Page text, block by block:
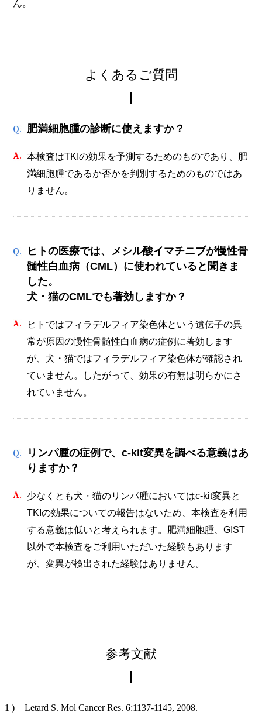
ん。
よくあるご質問
肥満細胞腫の診断に使えますか？
本検査はTKIの効果を予測するためのものであり、肥
満細胞腫であるか否かを判別するためのものではあ
りません。
ヒトの医療では、メシル酸イマチニブが慢性骨
髄性白血病（CML）に使われていると聞きま
した。
犬・猫のCMLでも著効しますか？
ヒトではフィラデルフィア染色体という遺伝子の異
常が原因の慢性骨髄性白血病の症例に著効します
が、犬・猫ではフィラデルフィア染色体が確認され
ていません。したがって、効果の有無は明らかにさ
れていません。
リンパ腫の症例で、c-kit変異を調べる意義はあ
りますか？
少なくとも犬・猫のリンパ腫においてはc-kit変異と
TKIの効果についての報告はないため、本検査を利用
する意義は低いと考えられます。肥満細胞腫、GIST
以外で本検査をご利用いただいた経験もあります
が、変異が検出された経験はありません。
参考文献
Letard S. Mol Cancer Res. 6:1137-1145, 2008.